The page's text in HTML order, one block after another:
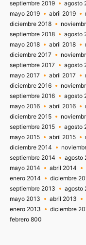
septiembre 2019
agosto
mayo 2019
abril 2019
diciembre 2018
septiembre 2018
agosto
mayo 2018
abril 2018
diciembre 2017
septiembre 2017
agosto
mayo 2017
abril 2017
diciembre 2016
septiembre 2016
agosto
mayo 2016
abril 2016
diciembre 2015
septiembre 2015
agosto
mayo 2015
abril 2015
diciembre 2014
septiembre 2014
agosto
mayo 2014
abril 2014
enero 2014
diciembre
septiembre 2013
agosto
mayo 2013
abril 2013
enero 2013
diciembre
febrero 800